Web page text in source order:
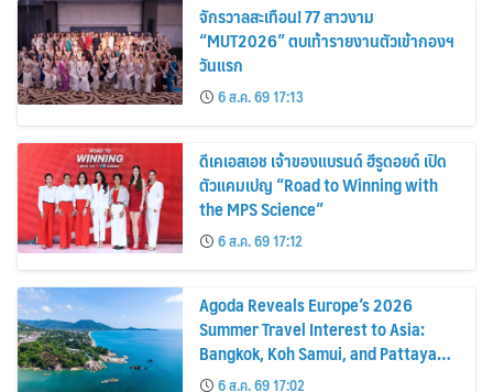
จักรวาลสะเทือน! 77 สาวงาม
“MUT2026” ตบเท้ารายงานตัวเข้ากองฯ
วันแรก
6 ส.ค. 69 17:13
ดีเคเอสเอช เจ้าของแบรนด์ ฮีรูดอยด์ เปิด
ตัวแคมเปญ “Road to Winning with
the MPS Science”
6 ส.ค. 69 17:12
Agoda Reveals Europe’s 2026
Summer Travel Interest to Asia:
Bangkok, Koh Samui, and Pattaya
Among the Top Cities
6 ส.ค. 69 17:02